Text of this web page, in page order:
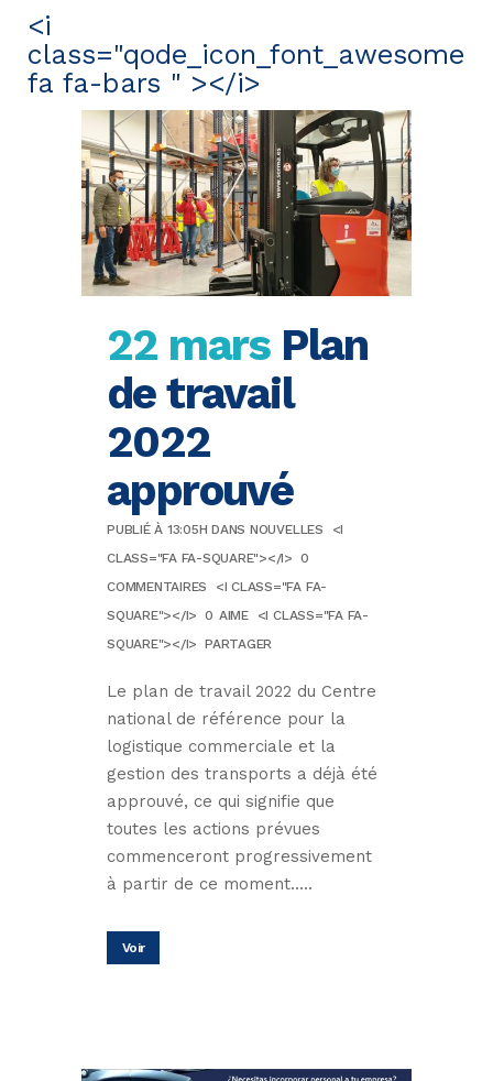
<i
class="qode_icon_font_awesome
fa fa-bars " ></i>
22 mars Plan
de travail
2022
approuvé
PUBLIÉ À 13:05H DANS NOUVELLES
<I
CLASS="FA FA-SQUARE"></I> 0
COMMENTAIRES
<I CLASS="FA FA-
SQUARE"></I> 0 AIME
<I CLASS="FA FA-
SQUARE"></I> PARTAGER
Le plan de travail 2022 du Centre
national de référence pour la
logistique commerciale et la
gestion des transports a déjà été
approuvé, ce qui signifie que
toutes les actions prévues
commenceront progressivement
à partir de ce moment.....
Voir